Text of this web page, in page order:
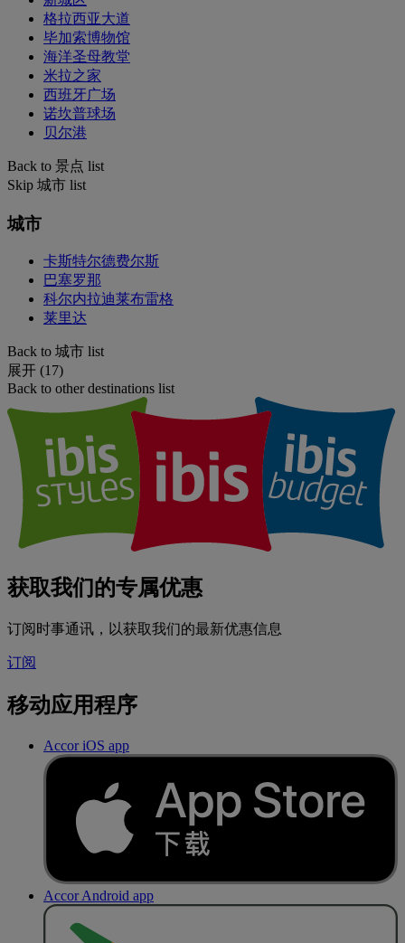
格拉西亚大道
毕加索博物馆
海洋圣母教堂
米拉之家
西班牙广场
诺坎普球场
贝尔港
Back to 景点 list
Skip 城市 list
城市
卡斯特尔德费尔斯
巴塞罗那
科尔内拉迪莱布雷格
莱里达
Back to 城市 list
展开 (17)
Back to other destinations list
获取我们的专属优惠
订阅时事通讯，以获取我们的最新优惠信息
订阅
移动应用程序
Accor iOS app
Accor Android app